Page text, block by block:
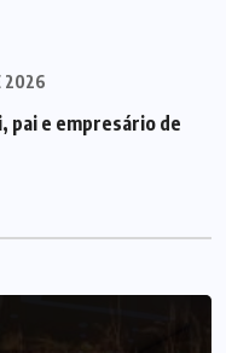
2026
pai e empresário de